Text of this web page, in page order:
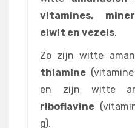
vitamines,
eiwit en vezels.
Zo zijn witte
thiamine
en zijn witte
riboflavine
g).